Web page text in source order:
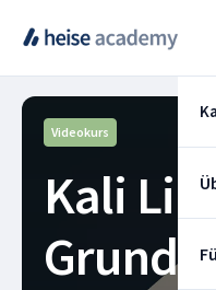
Videokurs
Kali